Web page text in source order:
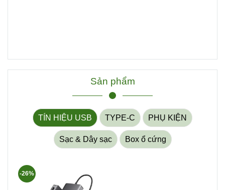
Sản phẩm
TÍN HIỆU USB TYPE-C PHỤ KIỆN
Sạc & Dây sạc Box ổ cứng
-26%